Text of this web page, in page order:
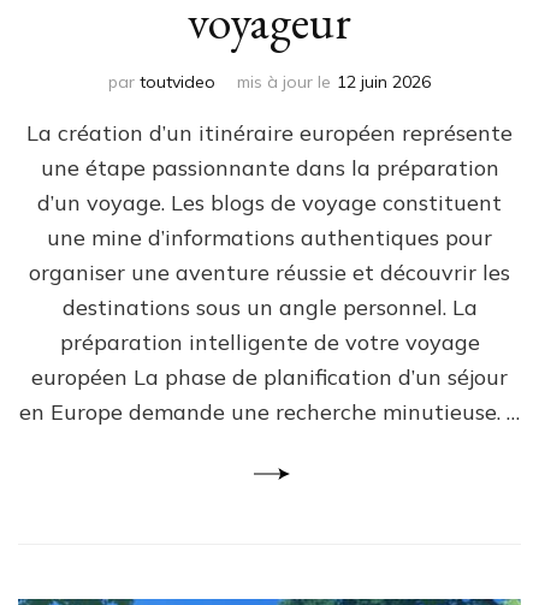
voyageur
par toutvideo mis à jour le 12 juin 2026
La création d’un itinéraire européen représente
une étape passionnante dans la préparation
d’un voyage. Les blogs de voyage constituent
une mine d’informations authentiques pour
organiser une aventure réussie et découvrir les
destinations sous un angle personnel. La
préparation intelligente de votre voyage
européen La phase de planification d’un séjour
en Europe demande une recherche minutieuse. …